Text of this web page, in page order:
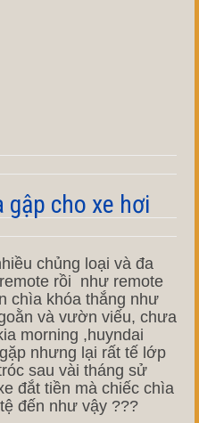
cho xe hơi
chủng loại và đa
rồi như remote
chìa khóa thắng như
và vườn viếu, chưa
morning ,huyndai
nhưng lại rất tế lớp
sau vài tháng sử
đắt tiền mà chiếc chìa
đến như vậy ???